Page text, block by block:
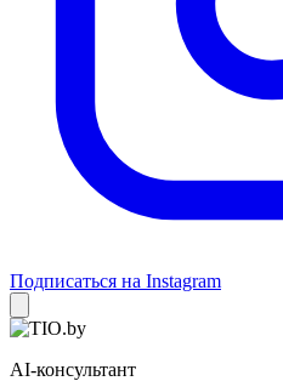
Подписаться на Instagram
AI-консультант